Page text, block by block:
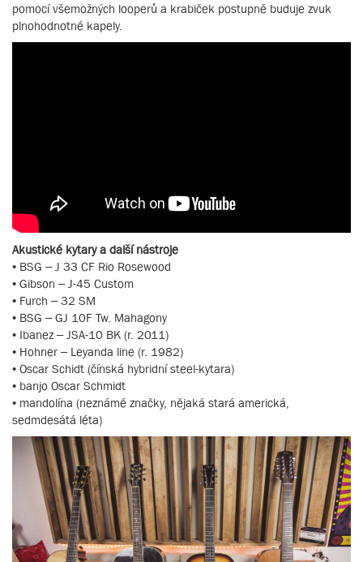
pomocí všemožných looperů a krabiček postupně buduje zvuk
plnohodnotné kapely.
Akustické kytary a další nástroje
• BSG – J 33 CF Rio Rosewood
• Gibson – J-45 Custom
• Furch – 32 SM
• BSG – GJ 10F Tw. Mahagony
• Ibanez – JSA-10 BK (r. 2011)
• Hohner – Leyanda line (r. 1982)
• Oscar Schidt (čínská hybridní steel-kytara)
• banjo Oscar Schmidt
• mandolína (neznámé značky, nějaká stará americká,
sedmdesátá léta)